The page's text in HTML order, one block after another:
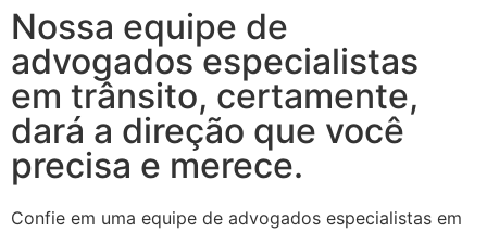
Nossa equipe de
advogados especialistas
em trânsito, certamente,
dará a direção que você
precisa e merece.
Confie em uma equipe de advogados especialistas em